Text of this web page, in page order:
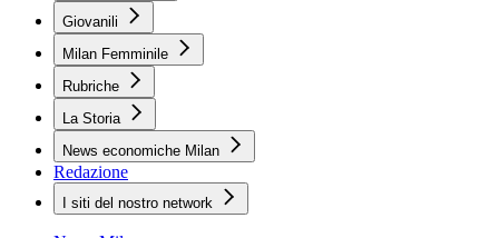
Giovanili
Milan Femminile
Rubriche
La Storia
News economiche Milan
Redazione
I siti del nostro network